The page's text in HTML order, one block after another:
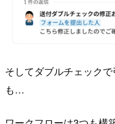
そしてダブルチェック
も…